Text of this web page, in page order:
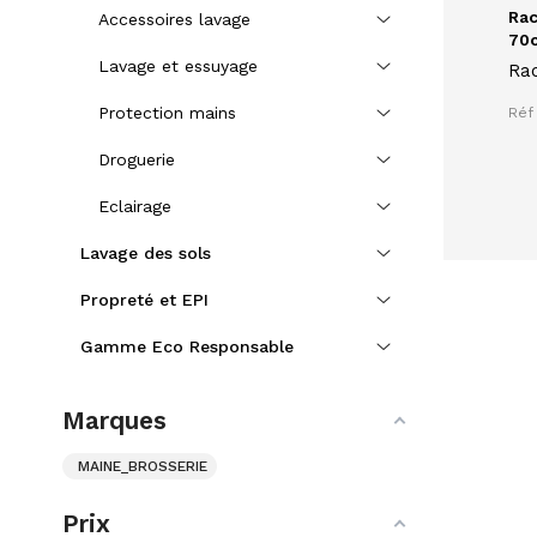
Accessoires lavage
Lavage et essuyage
Protection mains
Droguerie
Eclairage
Lavage des sols
Propreté et EPI
Gamme Eco Responsable
Marques
MAINE_BROSSERIE
Prix
Réf